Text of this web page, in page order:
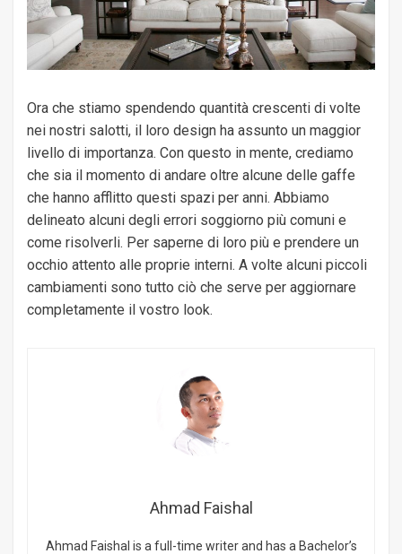
Ora che stiamo spendendo quantità crescenti di volte
nei nostri salotti, il loro design ha assunto un maggior
livello di importanza. Con questo in mente, crediamo
che sia il momento di andare oltre alcune delle gaffe
che hanno afflitto questi spazi per anni. Abbiamo
delineato alcuni degli errori soggiorno più comuni e
come risolverli. Per saperne di loro più e prendere un
occhio attento alle proprie interni. A volte alcuni piccoli
cambiamenti sono tutto ciò che serve per aggiornare
completamente il vostro look.
Ahmad Faishal
Ahmad Faishal is a full-time writer and has a Bachelor’s